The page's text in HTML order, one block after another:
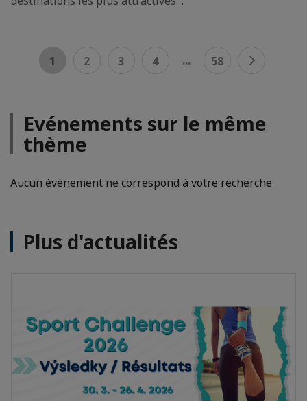
1 2 3 4 ... 58
Evénements sur le même
thème
Aucun événement ne correspond à votre recherche
Plus d'actualités